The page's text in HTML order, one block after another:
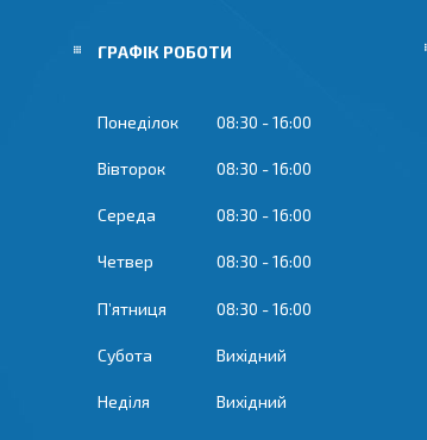
ГРАФІК РОБОТИ
Понеділок 08:30 16:00
Вівторок 08:30 16:00
Середа 08:30 16:00
Четвер 08:30 16:00
Пʼятниця 08:30 16:00
Субота Вихідний
Неділя Вихідний